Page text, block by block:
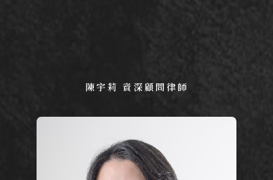
陳宇莉 資深顧問律師